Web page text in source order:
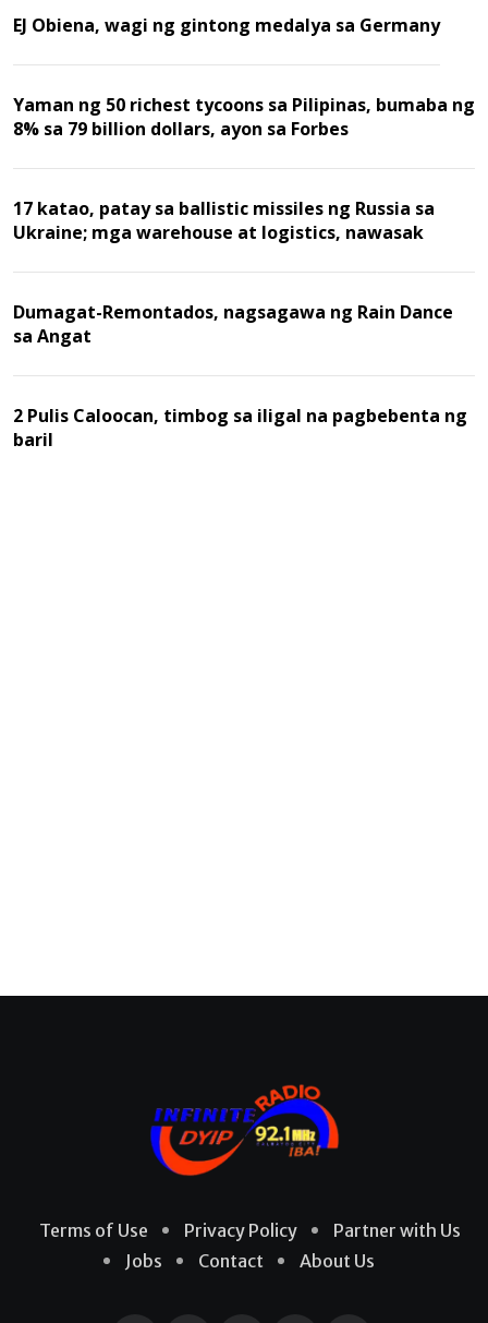
EJ Obiena, wagi ng gintong medalya sa Germany
Yaman ng 50 richest tycoons sa Pilipinas, bumaba ng
8% sa 79 billion dollars, ayon sa Forbes
17 katao, patay sa ballistic missiles ng Russia sa
Ukraine; mga warehouse at logistics, nawasak
Dumagat-Remontados, nagsagawa ng Rain Dance
sa Angat
2 Pulis Caloocan, timbog sa iligal na pagbebenta ng
baril
Terms of Use Privacy Policy
Partner with Us
Jobs
Contact About Us